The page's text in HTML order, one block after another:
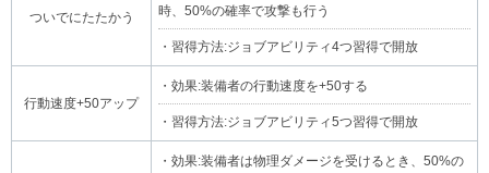
ついでにたたかう 時、50%の確率で攻撃も行う
・習得方法:ジョブアビリティ4つ習得で開放
行動速度+50アップ
・効果:装備者の行動速度を+50する
・習得方法:ジョブアビリティ5つ習得で開放
・効果:装備者は物理ダメージを受けるとき、50%の